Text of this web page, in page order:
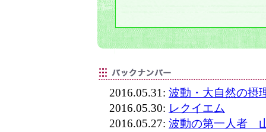
2016.05.31: 波動・大自然の摂
2016.05.30: レクイエム
2016.05.27: 波動の第一人者